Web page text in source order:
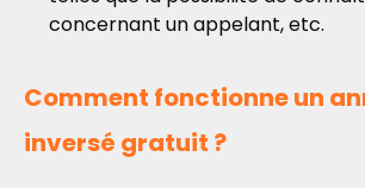
concernant un appelant, etc.
Comment fonctionne un
inversé gratuit ?